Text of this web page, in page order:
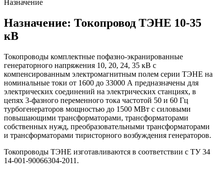
Назначение
Назначение: Токопровод ТЭНЕ 10-35
кВ
Токопроводы комплектные пофазно-экранированные
генераторного напряжения 10, 20, 24, 35 кВ с
компенсированным электромагнитным полем серии ТЭНЕ на
номинальные токи от 1600 до 33000 А предназначены для
электрических соединений на электрических станциях, в
цепях 3-фазного переменного тока частотой 50 и 60 Гц
турбогенераторов мощностью до 1500 МВт с силовыми
повышающими трансформаторами, трансформаторами
собственных нужд, преобразовательными трансформаторами
и трансформаторами тиристорного возбуждения генераторов.
Токопроводы ТЭНЕ изготавливаются в соответствии с ТУ 34
14-001-90066304-2011.